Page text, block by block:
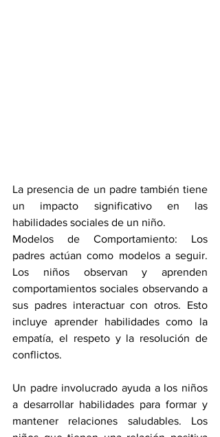
La presencia de un padre también tiene
un impacto significativo en las
habilidades sociales de un niño.
Modelos de Comportamiento: Los
padres actúan como modelos a seguir.
Los niños observan y aprenden
comportamientos sociales observando a
sus padres interactuar con otros. Esto
incluye aprender habilidades como la
empatía, el respeto y la resolución de
conflictos.
Un padre involucrado ayuda a los niños
a desarrollar habilidades para formar y
mantener relaciones saludables. Los